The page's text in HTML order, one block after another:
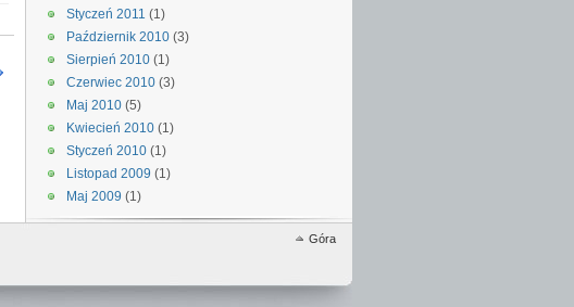
Styczeń 2011 (1)
Październik 2010 (3)
Sierpień 2010 (1)
Czerwiec 2010 (3)
Maj 2010 (5)
Kwiecień 2010 (1)
Styczeń 2010 (1)
Listopad 2009 (1)
Maj 2009 (1)
Góra